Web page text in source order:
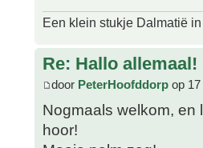
Een klein stukje Dalmatië
Re: Hallo allemaal!
door PeterHoofddorp op
Nogmaals welkom, en
hoor!